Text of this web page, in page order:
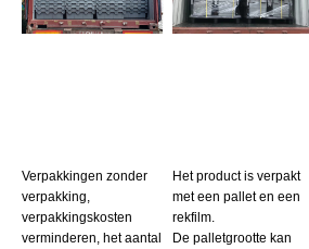
Verpakkingen zonder
verpakking,
verpakkingskosten
verminderen, het aantal
Het product is verpakt
met een pallet en een
rekfilm.
De palletgrootte kan